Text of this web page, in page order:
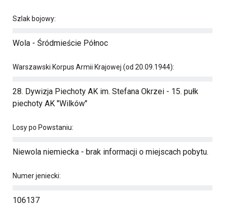
Szlak bojowy:
Wola - Śródmieście Północ
Warszawski Korpus Armii Krajowej (od 20.09.1944):
28. Dywizja Piechoty AK im. Stefana Okrzei - 15. pułk
piechoty AK "Wilków"
Losy po Powstaniu:
Niewola niemiecka - brak informacji o miejscach pobytu.
Numer jeniecki:
106137